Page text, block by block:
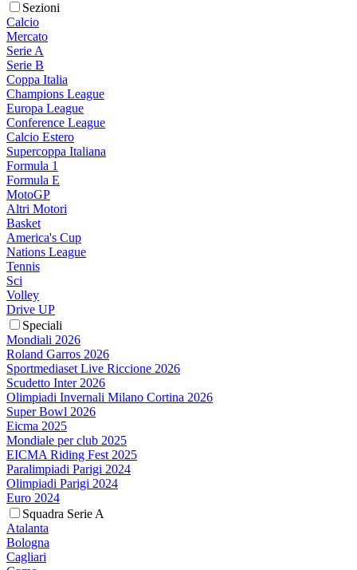
Sezioni
Calcio
Mercato
Serie A
Serie B
Coppa Italia
Champions League
Europa League
Conference League
Calcio Estero
Supercoppa Italiana
Formula 1
Formula E
MotoGP
Altri Motori
Basket
America's Cup
Nations League
Tennis
Sci
Volley
Drive UP
Speciali
Mondiali 2026
Roland Garros 2026
Sportmediaset Live Riccione 2026
Scudetto Inter 2026
Olimpiadi Invernali Milano Cortina 2026
Super Bowl 2026
Eicma 2025
Mondiale per club 2025
EICMA Riding Fest 2025
Paralimpiadi Parigi 2024
Olimpiadi Parigi 2024
Euro 2024
Squadra Serie A
Atalanta
Bologna
Cagliari